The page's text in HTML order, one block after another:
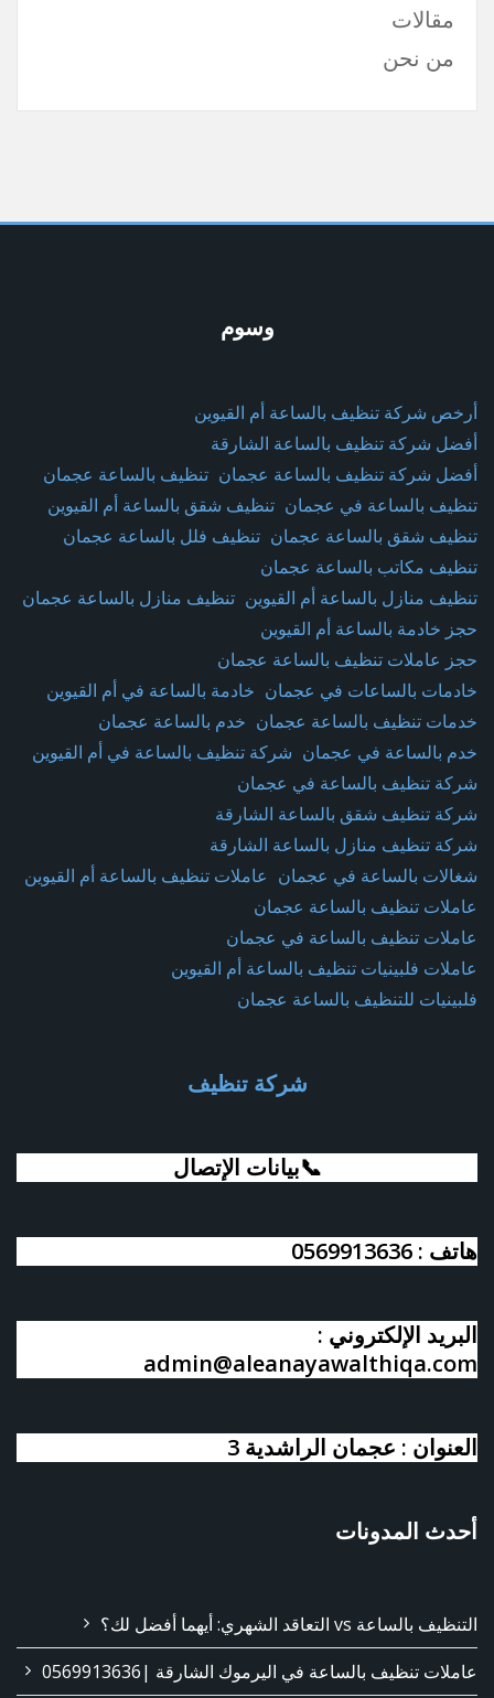
مقالات
من نحن
وسوم
أرخص شركة تنظيف بالساعة أم القيوين
أفضل شركة تنظيف بالساعة الشارقة
أفضل شركة تنظيف بالساعة عجمان تنظيف بالساعة عجمان
تنظيف بالساعة في عجمان تنظيف شقق بالساعة أم القيوين
تنظيف شقق بالساعة عجمان تنظيف فلل بالساعة عجمان
تنظيف مكاتب بالساعة عجمان
تنظيف منازل بالساعة أم القيوين تنظيف منازل بالساعة عجمان
حجز خادمة بالساعة أم القيوين
حجز عاملات تنظيف بالساعة عجمان
خادمات بالساعات في عجمان خادمة بالساعة في أم القيوين
خدمات تنظيف بالساعة عجمان خدم بالساعة عجمان
خدم بالساعة في عجمان شركة تنظيف بالساعة في أم القيوين
شركة تنظيف بالساعة في عجمان
شركة تنظيف شقق بالساعة الشارقة
شركة تنظيف منازل بالساعة الشارقة
شغالات بالساعة في عجمان عاملات تنظيف بالساعة أم القيوين
عاملات تنظيف بالساعة عجمان
عاملات تنظيف بالساعة في عجمان
عاملات فلبينيات تنظيف بالساعة أم القيوين
فلبينيات للتنظيف بالساعة عجمان
شركة تنظيف
📞بيانات الإتصال
هاتف : 0569913636
البريد الإلكتروني :
admin@aleanayawalthiqa.com
العنوان : عجمان الراشدية 3
أحدث المدونات
التنظيف بالساعة vs التعاقد الشهري: أيهما أفضل لك؟
عاملات تنظيف بالساعة في اليرموك الشارقة |0569913636